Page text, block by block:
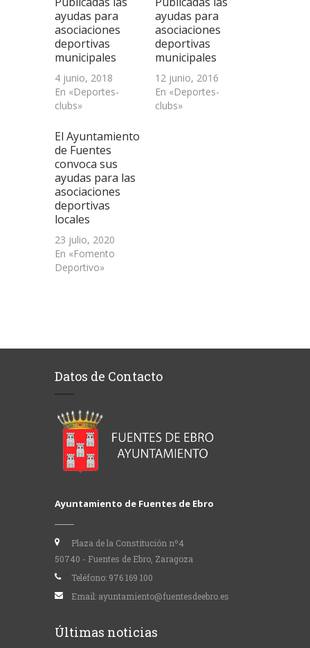
una
ventana
nueva)
ayudas para
asociaciones
deportivas
municipales
4 junio, 2018
En «Deportes-
clubs»
ayudas para
asociaciones
deportivas
municipales
12 junio, 2016
En «Deportes-
clubs»
El Ayuntamiento
de Fuentes
convoca sus
ayudas para las
asociaciones
deportivas
locales
23 julio, 2020
En «Fomento
Deportivo»
Datos de Contacto
Ayuntamiento de Fuentes de Ebro
Plaza de la Constitución nº4
50740 - Fuentes de Ebro, Zaragoza
Teléfono: 976 169 100
Email: ayuntamiento@fuentesdeebro.es
Últimas noticias